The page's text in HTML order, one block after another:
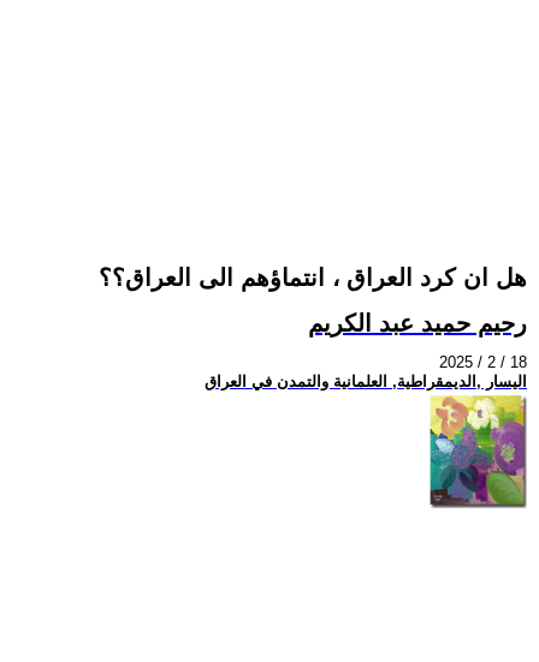
هل ان كرد العراق ، انتماؤهم الى العراق؟؟
رحيم حميد عبد الكريم
2025 / 2 / 18
اليسار ,الديمقراطية, العلمانية والتمدن في العراق